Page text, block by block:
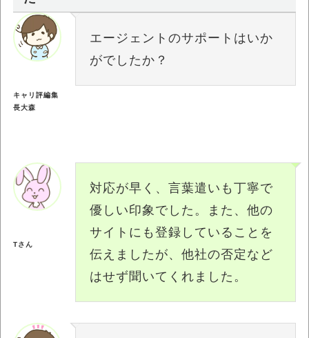
キャリ評編集
長大森
エージェントのサポートはいか
がでしたか？
対応が早く、言葉遣いも丁寧で
優しい印象でした。また、他の
サイトにも登録していることを
伝えましたが、他社の否定など
はせず聞いてくれました。
Tさん